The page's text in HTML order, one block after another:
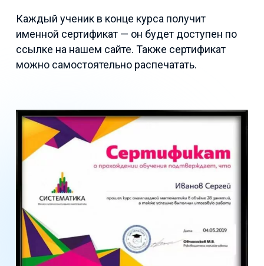
Каждый ученик в конце курса получит
именной сертификат — он будет доступен по
ссылке на нашем сайте. Также сертификат
можно самостоятельно распечатать.